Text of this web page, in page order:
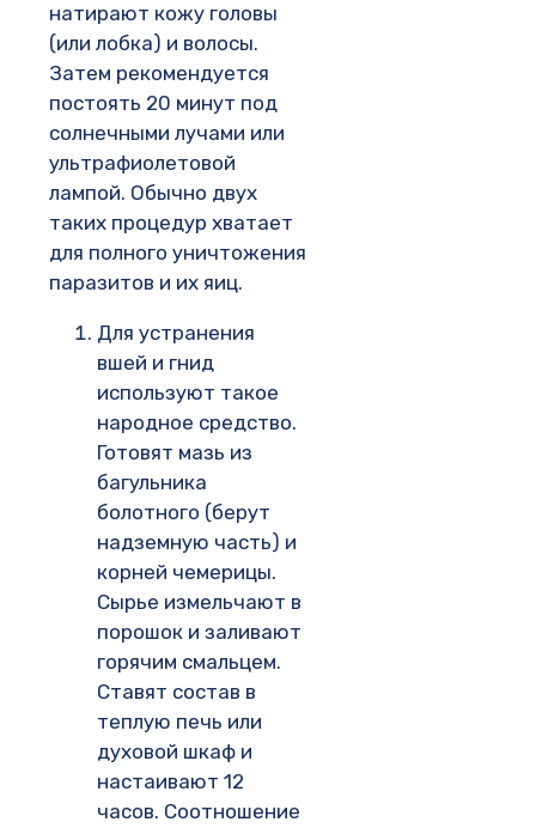
натирают кожу головы
(или лобка) и волосы.
Затем рекомендуется
постоять 20 минут под
солнечными лучами или
ультрафиолетовой
лампой. Обычно двух
таких процедур хватает
для полного уничтожения
паразитов и их яиц.
Для устранения
вшей и гнид
используют такое
народное средство.
Готовят мазь из
багульника
болотного (берут
надземную часть) и
корней чемерицы.
Сырье измельчают в
порошок и заливают
горячим смальцем.
Ставят состав в
теплую печь или
духовой шкаф и
настаивают 12
часов. Соотношение